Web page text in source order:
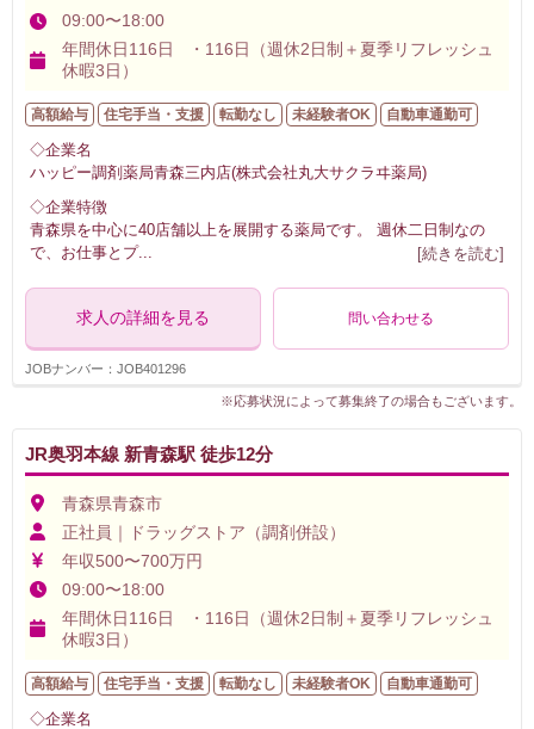
09:00〜18:00
年間休日116日 ・116日（週休2日制＋夏季リフレッシュ
休暇3日）
高額給与 住宅手当・支援 転勤なし 未経験者OK 自動車通勤可
◇企業名
ハッピー調剤薬局青森三内店(株式会社丸大サクラヰ薬局)
◇企業特徴
青森県を中心に40店舗以上を展開する薬局です。 週休二日制なの
で、お仕事とプ... [続きを読む]
求人の詳細を見る 問い合わせる
JOBナンバー：JOB401296
※応募状況によって募集終了の場合もございます。
JR奥羽本線 新青森駅 徒歩12分
青森県青森市
正社員｜ドラッグストア（調剤併設）
年収500〜700万円
09:00〜18:00
年間休日116日 ・116日（週休2日制＋夏季リフレッシュ
休暇3日）
高額給与 住宅手当・支援 転勤なし 未経験者OK 自動車通勤可
◇企業名